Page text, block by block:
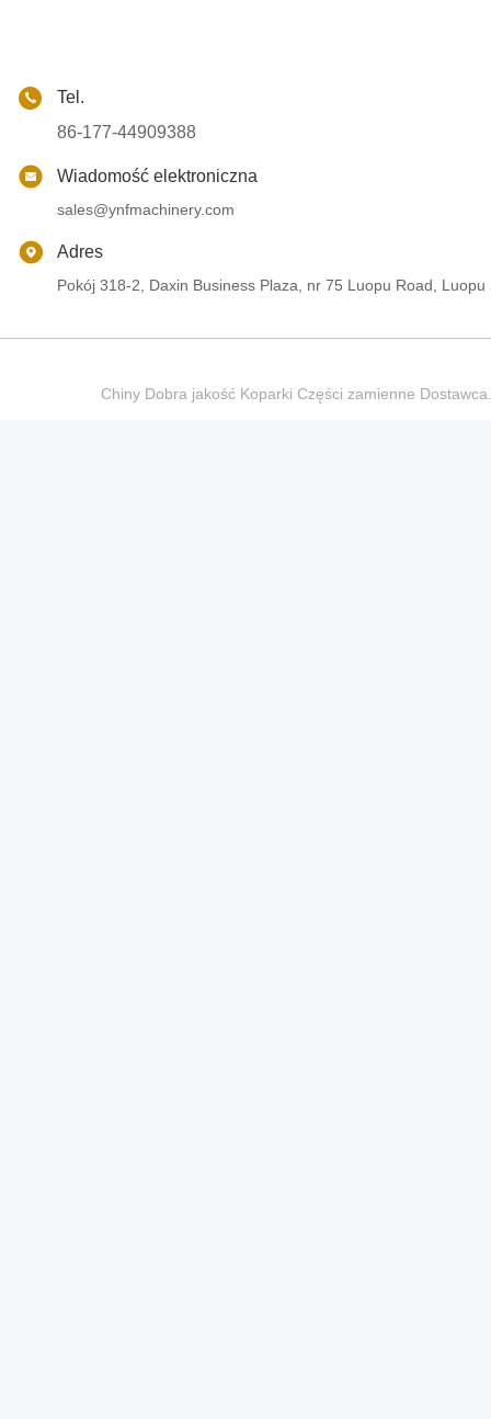
Tel.
86-177-44909388
Wiadomość elektroniczna
sales@ynfmachinery.com
Adres
Pokój 318-2, Daxin Business Plaza, nr 75 Luopu Road,
Chiny Dobra jakość Koparki Części zamienne